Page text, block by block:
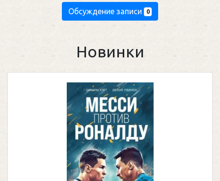
Обсуждение записи 0
Новинки